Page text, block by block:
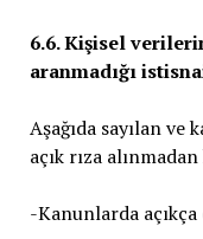
6.6. Kişisel
aranmadığı
Aşağıda sayılan
açık rıza
-Kanunlarda